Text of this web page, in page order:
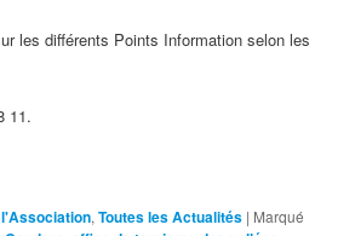
les différents Points Information selon les
11.
,Toutes les Actualités | Marqué